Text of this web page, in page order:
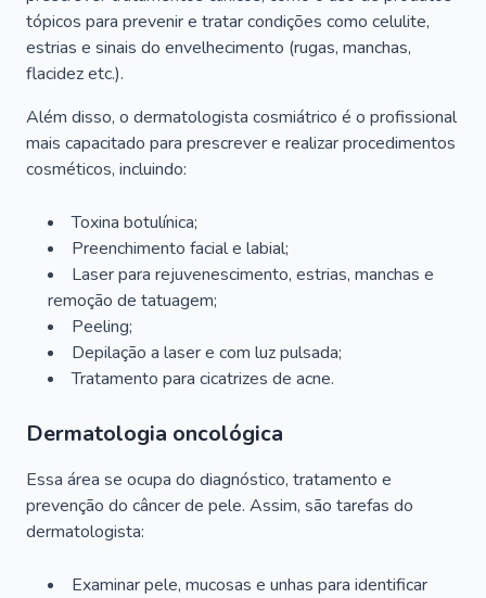
tópicos para prevenir e tratar condições como celulite,
estrias e sinais do envelhecimento (rugas, manchas,
flacidez etc.).
Além disso, o dermatologista cosmiátrico é o profissional
mais capacitado para prescrever e realizar procedimentos
cosméticos, incluindo:
Toxina botulínica;
Preenchimento facial e labial;
Laser para rejuvenescimento, estrias, manchas e
remoção de tatuagem;
Peeling;
Depilação a laser e com luz pulsada;
Tratamento para cicatrizes de acne.
Dermatologia oncológica
Essa área se ocupa do diagnóstico, tratamento e
prevenção do câncer de pele. Assim, são tarefas do
dermatologista:
Examinar pele, mucosas e unhas para identificar